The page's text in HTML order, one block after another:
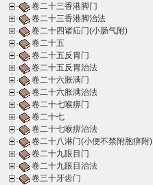
卷二十三香港脚门
卷二十三香港脚治法
卷二十四诸疝门(小肠气附)
卷二十五
卷二十五反胃门
卷二十五反胃治法
卷二十六胀满门
卷二十六胀满治法
卷二十七喉痹门
卷二十七
卷二十七喉痹治法
卷二十八淋门(小便不禁附胞痹附)
卷二十九眼目门
卷二十九眼目治法
卷三十牙齿门